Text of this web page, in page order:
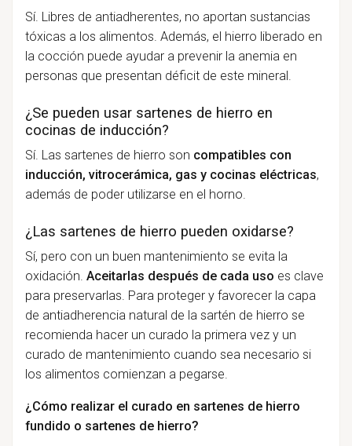
Sí. Libres de antiadherentes, no aportan sustancias
tóxicas a los alimentos. Además, el hierro liberado en
la cocción puede ayudar a prevenir la anemia en
personas que presentan déficit de este mineral.
¿Se pueden usar sartenes de hierro en
cocinas de inducción?
Sí. Las sartenes de hierro son compatibles con
inducción, vitrocerámica, gas y cocinas eléctricas,
además de poder utilizarse en el horno.
¿Las sartenes de hierro pueden oxidarse?
Sí, pero con un buen mantenimiento se evita la
oxidación. Aceitarlas después de cada uso es clave
para preservarlas. Para proteger y favorecer la capa
de antiadherencia natural de la sartén de hierro se
recomienda hacer un curado la primera vez y un
curado de mantenimiento cuando sea necesario si
los alimentos comienzan a pegarse.
¿Cómo realizar el curado en sartenes de hierro
fundido o sartenes de hierro?